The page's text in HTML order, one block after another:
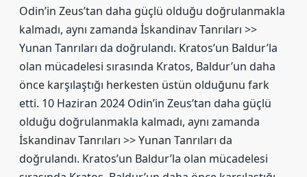
Odin’in Zeus’tan daha güçlü olduğu doğrulanmakla
kalmadı, aynı zamanda İskandinav Tanrıları >>
Yunan Tanrıları da doğrulandı. Kratos’un Baldur’la
olan mücadelesi sırasında Kratos, Baldur’un daha
önce karşılaştığı herkesten üstün olduğunu fark
etti. 10 Haziran 2024 Odin’in Zeus’tan daha güçlü
olduğu doğrulanmakla kalmadı, aynı zamanda
İskandinav Tanrıları >> Yunan Tanrıları da
doğrulandı. Kratos’un Baldur’la olan mücadelesi